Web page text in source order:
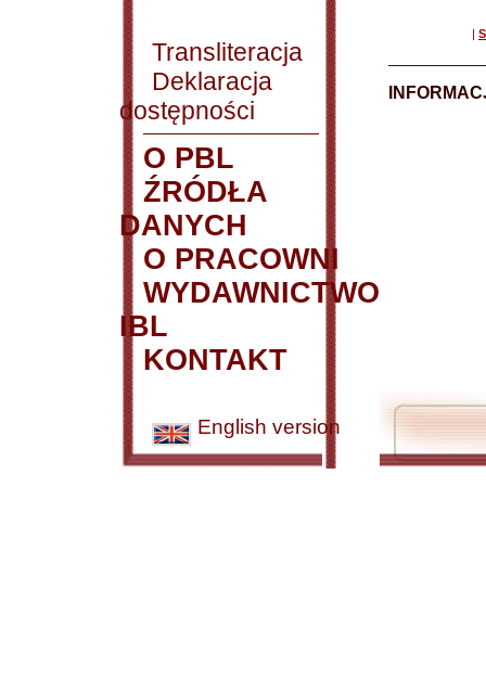
Transliteracja
Deklaracja
dostępności
O PBL
ŹRÓDŁA
DANYCH
O PRACOWNI
WYDAWNICTWO
IBL
KONTAKT
English version
|